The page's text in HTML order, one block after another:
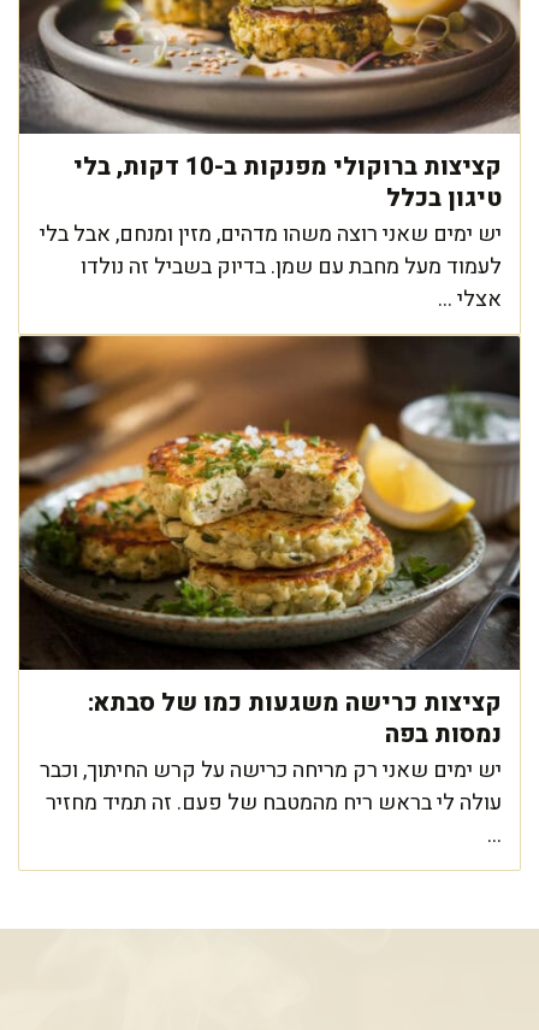
קציצות ברוקולי מפנקות ב-10 דקות, בלי
טיגון בכלל
יש ימים שאני רוצה משהו מדהים, מזין ומנחם, אבל בלי
לעמוד מעל מחבת עם שמן. בדיוק בשביל זה נולדו
אצלי ...
קציצות כרישה משגעות כמו של סבתא:
נמסות בפה
יש ימים שאני רק מריחה כרישה על קרש החיתוך, וכבר
עולה לי בראש ריח מהמטבח של פעם. זה תמיד מחזיר
...